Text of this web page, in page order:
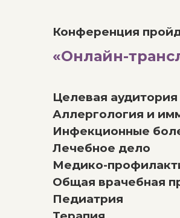
Конференция
«Онлайн-
Целевая
Аллергология и
Инфекционные
Лечебное дело
Медико-
Общая врачебная
Педиатрия